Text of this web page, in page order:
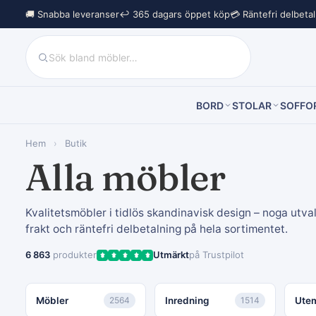
🚚 Snabba leveranser↩︎ 365 dagars öppet köp💳 Räntefri
BORD STOLAR
Hem › Butik
Alla möbler
Kvalitetsmöbler i tidlös skandinavisk design – noga
frakt och räntefri delbetalning på hela sortimentet.
6 863 produkter Utmärktpå Trustpilot
Möbler 2564 Inredning 1514